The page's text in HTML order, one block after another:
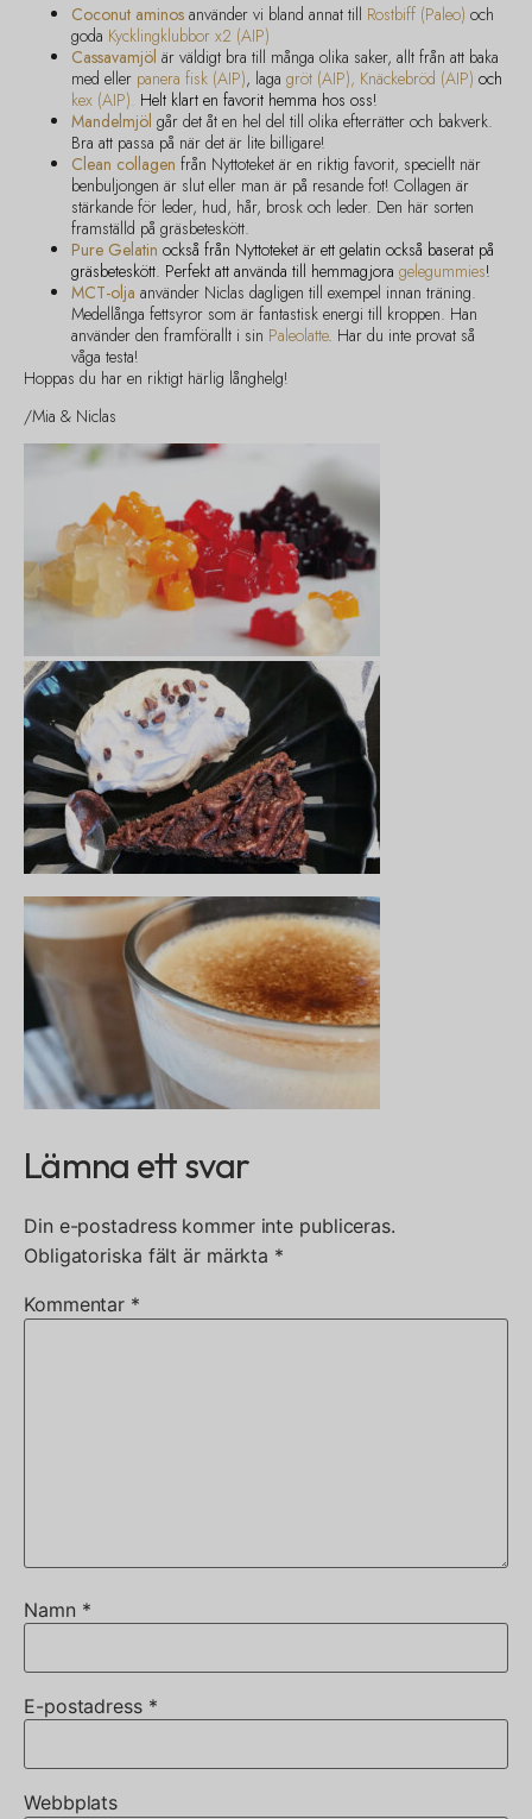
Coconut aminos använder vi bland annat till Rostbiff (Paleo) och
goda Kycklingklubbor x2 (AIP)
Cassavamjöl är väldigt bra till många olika saker, allt från att baka
med eller panera fisk (AIP), laga gröt (AIP), Knäckebröd (AIP) och
kex (AIP). Helt klart en favorit hemma hos oss!
Mandelmjöl går det åt en hel del till olika efterrätter och bakverk.
Bra att passa på när det är lite billigare!
Clean collagen från Nyttoteket är en riktig favorit, speciellt när
benbuljongen är slut eller man är på resande fot! Collagen är
stärkande för leder, hud, hår, brosk och leder. Den här sorten
framställd på gräsbeteskött.
Pure Gelatin också från Nyttoteket är ett gelatin också baserat på
gräsbeteskött. Perfekt att använda till hemmagjora gelegummies!
MCT-olja använder Niclas dagligen till exempel innan träning.
Medellånga fettsyror som är fantastisk energi till kroppen. Han
använder den framförallt i sin Paleolatte. Har du inte provat så
våga testa!
Hoppas du har en riktigt härlig långhelg!
/Mia & Niclas
Lämna ett svar
Din e-postadress kommer inte publiceras.
Obligatoriska fält är märkta *
Kommentar *
Namn *
E-postadress *
Webbplats